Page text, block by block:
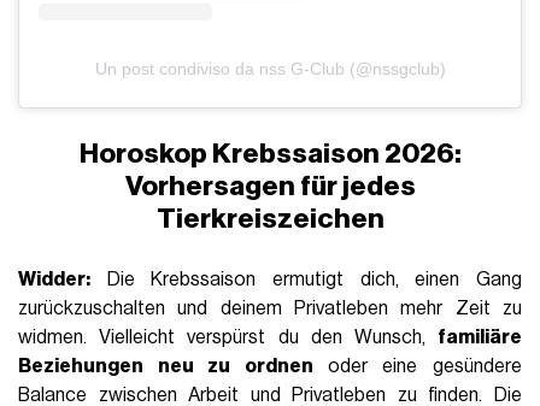
Un post condiviso da nss G-Club (@nssgclub)
Horoskop Krebssaison 2026:
Vorhersagen für jedes
Tierkreiszeichen
Widder: Die Krebssaison ermutigt dich, einen Gang
zurückzuschalten und deinem Privatleben mehr Zeit zu
widmen. Vielleicht verspürst du den Wunsch, familiäre
Beziehungen neu zu ordnen oder eine gesündere
Balance zwischen Arbeit und Privatleben zu finden. Die